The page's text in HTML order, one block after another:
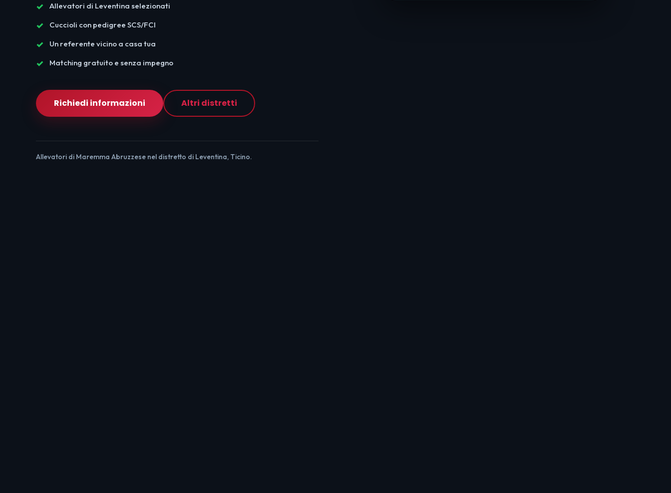
Allevatori di Leventina selezionati
Cuccioli con pedigree SCS/FCI
Un referente vicino a casa tua
Matching gratuito e senza impegno
Richiedi informazioni Altri distretti
Allevatori di Maremma Abruzzese nel distretto di Leventina, Ticino.